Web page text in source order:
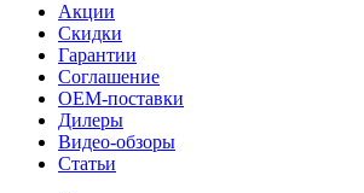
Акции
Скидки
Гарантии
Соглашение
OEM-поставки
Дилеры
Видео-обзоры
Статьи